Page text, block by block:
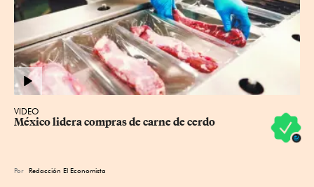
VIDEO
México lidera compras de carne de cerdo
Por Redacción El Economista